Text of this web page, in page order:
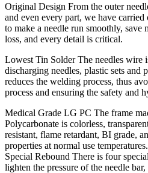
Original Design From the outer
and even every part, we have
to make a needle run smoothly,
loss, and every detail is critical.
Lowest Tin Solder The needles wire
discharging needles, plastic sets and
reduces the welding process, thus
process and ensuring the safety and
Medical Grade LG PC The frame
Polycarbonate is colorless,
resistant, flame retardant, BI grade,
properties at normal use
Special Rebound There is four
lighten the pressure of the needle